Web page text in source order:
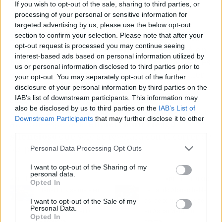
If you wish to opt-out of the sale, sharing to third parties, or
processing of your personal or sensitive information for
targeted advertising by us, please use the below opt-out
section to confirm your selection. Please note that after your
opt-out request is processed you may continue seeing
interest-based ads based on personal information utilized by
us or personal information disclosed to third parties prior to
your opt-out. You may separately opt-out of the further
disclosure of your personal information by third parties on the
IAB’s list of downstream participants. This information may
also be disclosed by us to third parties on the IAB’s List of
Downstream Participants that may further disclose it to other
Personal Data Processing Opt Outs
I want to opt-out of the Sharing of my
personal data.
Opted In
I want to opt-out of the Sale of my
Personal Data.
Opted In
pasado.
El murciano intenta quitarle dramatismo a la
situación. "Confío en que no me afectará en
Madrid", dijo con optimismo. Pero la realidad es
que el margen de error es mínimo, y cualquier
recaída podría no solo dejarlo fuera de Madrid,
sino poner en riesgo su presencia enRoland
Garros. En ese sentido, la decisión de competir,
aunque esperada,encierra un riesgo
silenciosoque solo se revelará con el correr de
los partidos.
Artículo anterior
un lío descomunal que
puede arruinar al FC
así de contundente de
su Aston Martin: un